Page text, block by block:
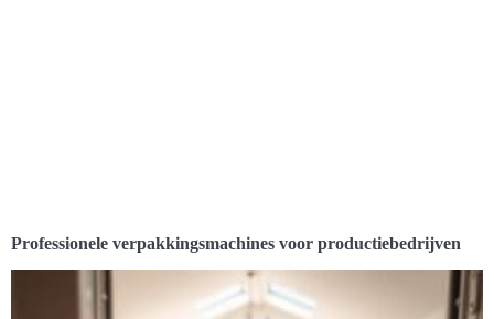
Professionele verpakkingsmachines voor productiebedrijven